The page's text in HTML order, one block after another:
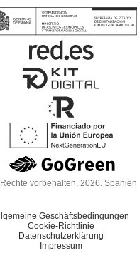
vorbehalten, 2026. Spanien.
Geschäftsbedingungen
Cookie-Richtlinie
Datenschutzerklärung
Impressum